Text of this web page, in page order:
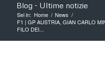
Blog - Ultime notizie
Sei in: Home / News /
F1 | GP AUSTRIA, GIAN CARLO
FILO DEI...